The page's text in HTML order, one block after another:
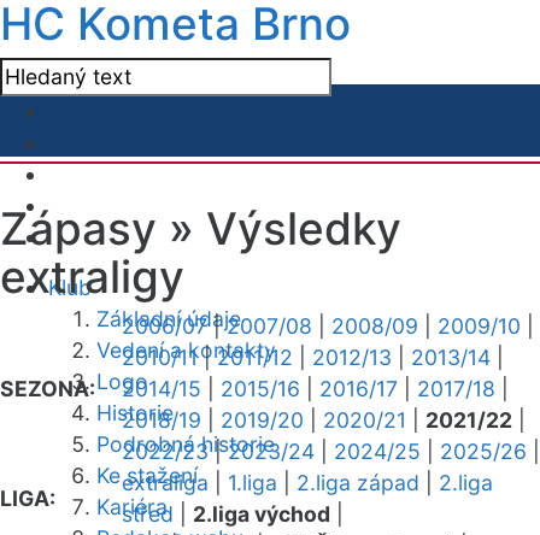
HC Kometa Brno
Klub
Základní údaje
Vedení a kontakty
Logo
Historie
Podrobná historie
Ke stažení
Kariéra
Zápasy » Výsledky
extraligy
SEZONA:
2006/07|2007/08 2008/09 2009/10
2010/11|2011/12 2012/13 2013/14
2014/15
2015/16 2016/17 2017/18
2018/19
2019/20 2020/21 2021/22
2022/23|2023/24 2024/25 2025/26
LIGA:
extraliga 1.liga 2.liga západ
2.liga
střed
2.liga východ